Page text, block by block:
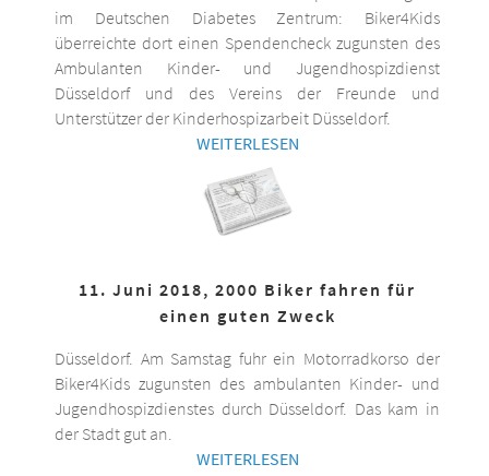
im Deutschen Diabetes Zentrum: Biker4Kids
überreichte dort einen Spendencheck zugunsten des
Ambulanten Kinder- und Jugendhospizdienst
Düsseldorf und des Vereins der Freunde und
Unterstützer der Kinderhospizarbeit Düsseldorf.
WEITERLESEN
11. Juni 2018, 2000 Biker fahren für
einen guten Zweck
Düsseldorf. Am Samstag fuhr ein Motorradkorso der
Biker4Kids zugunsten des ambulanten Kinder- und
Jugendhospizdienstes durch Düsseldorf. Das kam in
der Stadt gut an.
WEITERLESEN